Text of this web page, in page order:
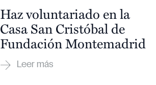
Haz voluntariado en la
Casa San Cristóbal de
Fundación Montemadrid